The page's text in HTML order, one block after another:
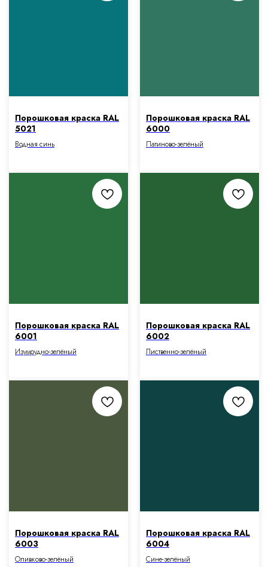
Порошковая краска RAL
5021
Водная синь
Порошковая краска RAL
6000
Патиново-зелёный
Порошковая краска RAL
6001
Изумрудно-зелёный
Порошковая краска RAL
6002
Лиственно-зелёный
Порошковая краска RAL
6003
Оливково-зелёный
Порошковая краска RAL
6004
Сине-зелёный